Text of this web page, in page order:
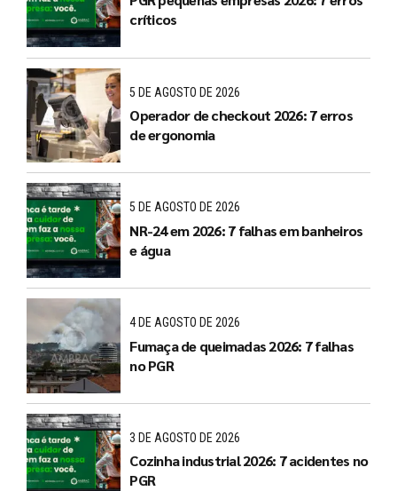
críticos
5 DE AGOSTO DE 2026
Operador de checkout 2026: 7 erros
de ergonomia
5 DE AGOSTO DE 2026
NR-24 em 2026: 7 falhas em banheiros
e água
4 DE AGOSTO DE 2026
Fumaça de queimadas 2026: 7 falhas
no PGR
3 DE AGOSTO DE 2026
Cozinha industrial 2026: 7 acidentes no
PGR